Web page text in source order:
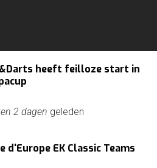
heeft feilloze start in
2 dagen geleden
d'Europe EK Classic Teams